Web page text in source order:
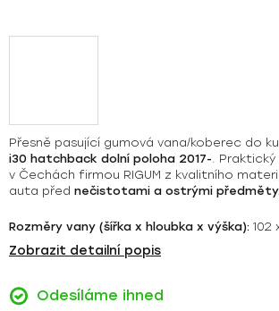
Přesně pasující gumová vana/koberec do
i30 hatchback dolní poloha 2017-.
v Čechách firmou RIGUM z kvalitního
auta před nečistotami a ostrými předměty.
Rozměry vany (šířka x hloubka x výška): 102
Zobrazit detailní popis
Odesíláme ihned